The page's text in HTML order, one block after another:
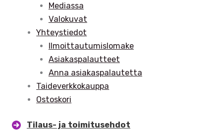
Mediassa
Valokuvat
Yhteystiedot
Ilmoittautumislomake
Asiakaspalautteet
Anna asiakaspalautetta
Taideverkkokauppa
Ostoskori
Tilaus- ja toimitusehdot